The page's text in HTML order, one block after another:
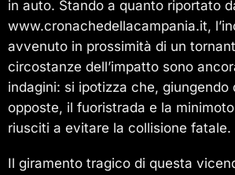
in auto. Stando a quanto riportato
www.cronachedellacampania.it,
avvenuto in prossimità di un
circostanze dell’impatto sono
indagini: si ipotizza che, giungendo
opposte, il fuoristrada e la
riusciti a evitare la collisione fatale.
Il giramento tragico di questa